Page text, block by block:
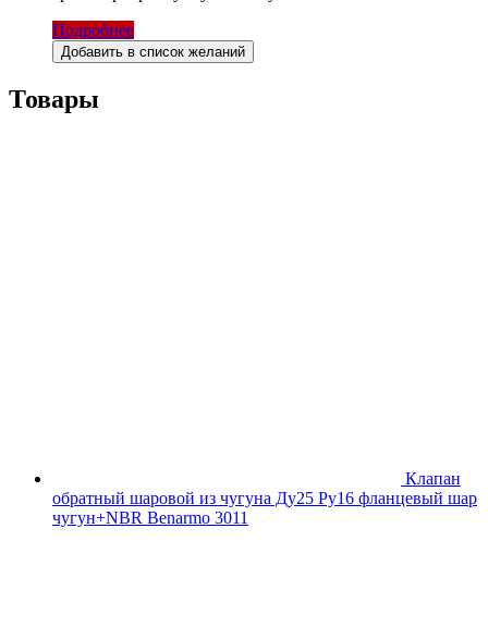
Подробнее
Добавить в список желаний
Товары
Клапан
обратный шаровой из чугуна Ду25 Ру16 фланцевый шар
чугун+NBR Benarmo 3011